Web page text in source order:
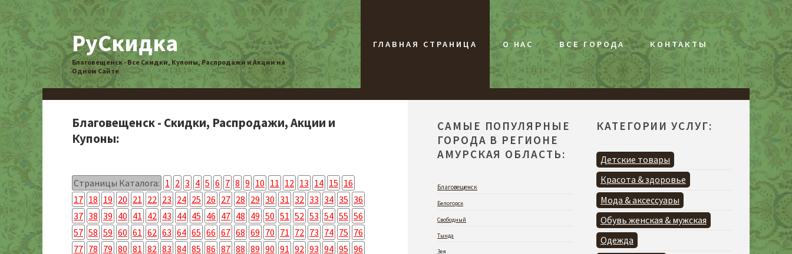
РуСкидка
Благовещенск - Все Скидки, Купоны, Распродажи и Акции на
Одном Сайте
ГЛАВНАЯ СТРАНИЦА О НАС ВСЕ ГОРОДА КОНТАКТЫ
Благовещенск - Скидки, Распродажи, Акции и
Купоны:
Страницы Каталога: 1 2 3 4 5 6 7 8 9 10 11 12 13 14 15 16
17 18 19 20 21 22 23 24 25 26 27 28 29 30 31 32 33 34 35 36
37 38 39 40 41 42 43 44 45 46 47 48 49 50 51 52 53 54 55 56
57 58 59 60 61 62 63 64 65 66 67 68 69 70 71 72 73 74 75 76
77 78 79 80 81 82 83 84 85 86 87 88 89 90 91 92 93 94 95 96
САМЫЕ ПОПУЛЯРНЫЕ
ГОРОДА В РЕГИОНЕ
АМУРСКАЯ ОБЛАСТЬ:
Благовещенск
Белогорск
Свободный
Тында
Зея
КАТЕГОРИИ УСЛУГ:
Детские товары
Красота & здоровье
Мода & аксессуары
Обувь женская & мужская
Одежда